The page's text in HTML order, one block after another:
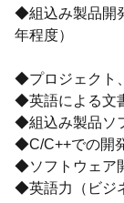
◆組込み製品開
年程度）
◆プロジェクト
◆英語による文
◆組込み製品ソ
◆C/C++での開
◆ソフトウェア
◆英語力（ビジ